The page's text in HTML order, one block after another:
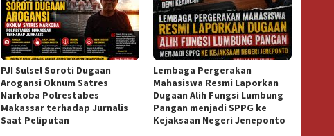
PJI Sulsel Soroti Dugaan
Arogansi Oknum Satres
Narkoba Polrestabes
Makassar terhadap Jurnalis
Saat Peliputan
Lembaga Pergerakan
Mahasiswa Resmi Laporkan
Dugaan Alih Fungsi Lumbung
Pangan menjadi SPPG ke
Kejaksaan Negeri Jeneponto